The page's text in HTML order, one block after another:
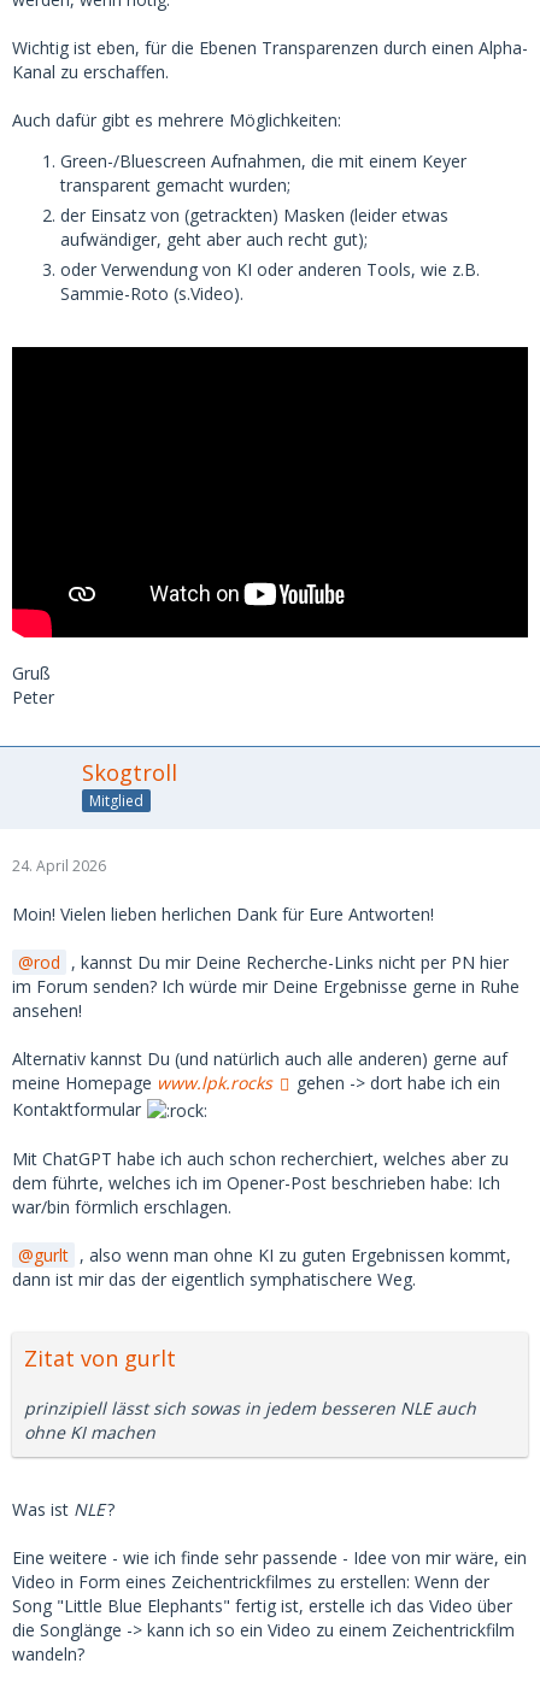
Wichtig ist eben, für die Ebenen Transparenzen durch einen Alpha-
Kanal zu erschaffen.
Auch dafür gibt es mehrere Möglichkeiten:
Green-/Bluescreen Aufnahmen, die mit einem Keyer
transparent gemacht wurden;
der Einsatz von (getrackten) Masken (leider etwas
aufwändiger, geht aber auch recht gut);
oder Verwendung von KI oder anderen Tools, wie z.B.
Sammie-Roto (s.Video).
Gruß
Peter
Skogtroll
Mitglied
24. April 2026
Moin! Vielen lieben herlichen Dank für Eure Antworten!
rod , kannst Du mir Deine Recherche-Links nicht per PN hier
im Forum senden? Ich würde mir Deine Ergebnisse gerne in Ruhe
ansehen!
Alternativ kannst Du (und natürlich auch alle anderen) gerne auf
meine Homepage www.lpk.rocks
gehen -> dort habe ich ein
Kontaktformular
Mit ChatGPT habe ich auch schon recherchiert, welches aber zu
dem führte, welches ich im Opener-Post beschrieben habe: Ich
war/bin förmlich erschlagen.
gurlt , also wenn man ohne KI zu guten Ergebnissen kommt,
dann ist mir das der eigentlich symphatischere Weg.
Zitat von gurlt
prinzipiell lässt sich sowas in jedem besseren NLE auch
ohne KI machen
Was ist NLE?
Eine weitere - wie ich finde sehr passende - Idee von mir wäre, ein
Video in Form eines Zeichentrickfilmes zu erstellen: Wenn der
Song "Little Blue Elephants" fertig ist, erstelle ich das Video über
die Songlänge -> kann ich so ein Video zu einem Zeichentrickfilm
wandeln?